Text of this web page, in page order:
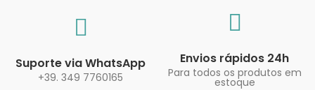
Suporte via WhatsApp
+39. 349 7760165
Envios rápidos 24h
Para todos os produtos em
estoque